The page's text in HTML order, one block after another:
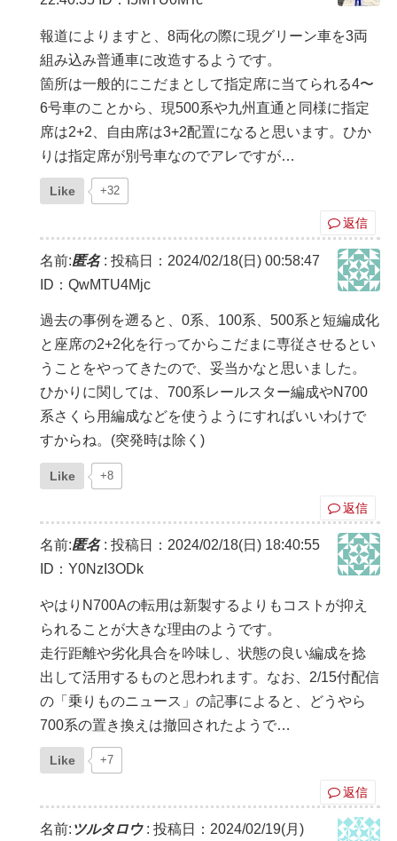
報道によりますと、8両化の際に現グリーン車を3両
組み込み普通車に改造するようです。
箇所は一般的にこだまとして指定席に当てられる4〜
6号車のことから、現500系や九州直通と同様に指定
席は2+2、自由席は3+2配置になると思います。ひか
りは指定席が別号車なのでアレですが…
Like +32
返信
名前:匿名: 投稿日：2024/02/18(日) 00:58:47
ID：QwMTU4Mjc
過去の事例を遡ると、0系、100系、500系と短編成化
と座席の2+2化を行ってからこだまに専従させるとい
うことをやってきたので、妥当かなと思いました。
ひかりに関しては、700系レールスター編成やN700
系さくら用編成などを使うようにすればいいわけで
すからね。(突発時は除く)
Like +8
返信
名前:匿名: 投稿日：2024/02/18(日) 18:40:55
ID：Y0NzI3ODk
やはりN700Aの転用は新製するよりもコストが抑え
られることが大きな理由のようです。
走行距離や劣化具合を吟味し、状態の良い編成を捻
出して活用するものと思われます。なお、2/15付配信
の「乗りものニュース」の記事によると、どうやら
700系の置き換えは撤回されたようで…
Like +7
返信
名前: ツルタロウ: 投稿日：2024/02/19(月)